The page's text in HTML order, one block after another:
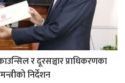
र दूरसञ्चार प्राधिकरणका
निर्देशन